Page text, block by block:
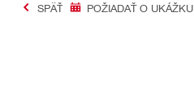
SPÄŤ POŽIADAŤ O UKÁŽKU